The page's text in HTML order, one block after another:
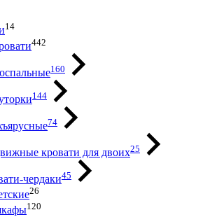
14
442
160
144
74
кровати для двоих25
чердаки45
26
120